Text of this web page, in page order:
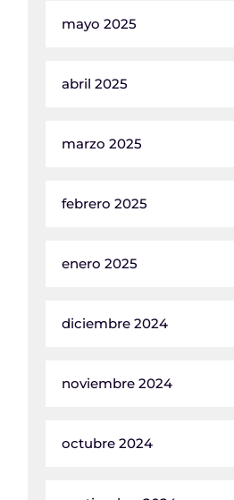
mayo 2025
abril 2025
marzo 2025
febrero 2025
enero 2025
diciembre 2024
noviembre 2024
octubre 2024